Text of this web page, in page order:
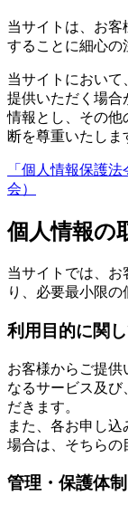
当サイトは、お
することに細心の
当サイトにおい
提供いただく場合
情報とし、その他
断を尊重いたしま
「個人情報保護
会）
個人情報の
当サイトでは、お
り、必要最小限の
利用目的に関
お客様からご提供
なるサービス及び
だきます。
また、各お申し
場合は、そちらの
管理・保護体